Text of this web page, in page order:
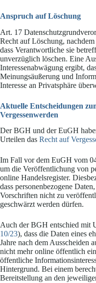
Anspruch auf Löschung
Art. 17
Recht auf Löschung,
dass Verantwortliche sie
unverzüglich löschen. Eine
Interessenabwägung ergibt,
Meinungsäußerung und
Interesse an Privatsphäre
Aktuelle Entscheidungen
Vergessenwerden
Der BGH und der EuGH
Urteilen das Recht auf
Im Fall vor dem EuGH vom
um die Veröffentlichung von
online Handelsregister.
dass personenbezogene
Vorschriften nicht zu
geschwärzt werden dürfen.
Auch der BGH entschied mit
10/23), dass die Daten eines
Jahre nach dem Ausscheiden
nicht mehr online öffentlich
öffentliche
Hintergrund. Bei einem
Bereitstellung an den